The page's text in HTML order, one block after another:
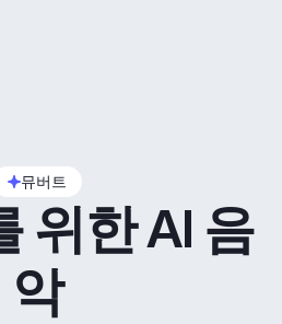
뮤버트
위한 AI 음
악